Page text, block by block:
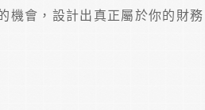
機會，設計出真正屬於你的財務